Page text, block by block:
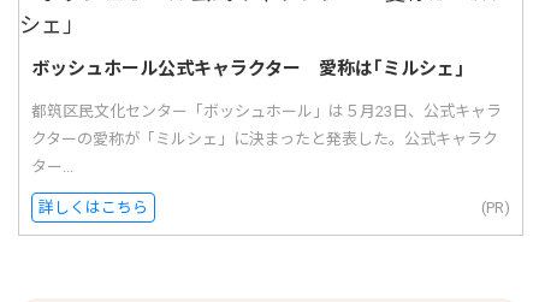
ボッシュホール公式キャラクター 愛称は｢ミルシェ｣
都筑区民文化センター「ボッシュホール」は５月23日、公式キャラ
クターの愛称が「ミルシェ」に決まったと発表した。公式キャラク
ター...
詳しくはこちら (PR)